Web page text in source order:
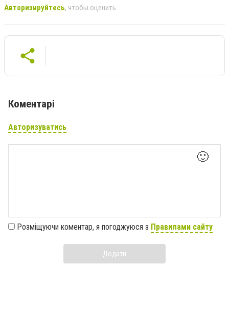
Авторизируйтесь, чтобы оценить
Коментарі
Авторизуватись
🙂
Розміщуючи коментар, я погоджуюся з Правилами сайту
Додати